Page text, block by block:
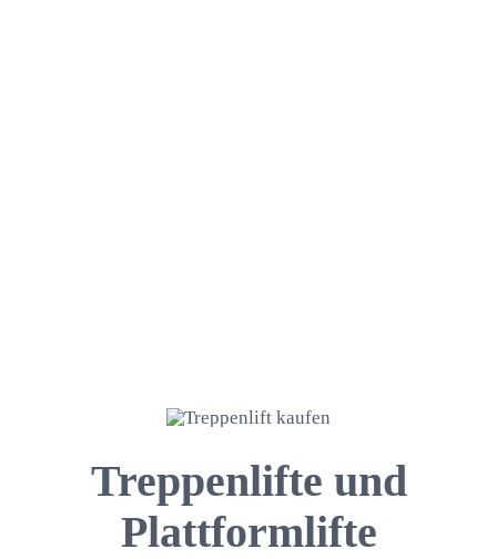
Treppenlifte und
Plattformlifte